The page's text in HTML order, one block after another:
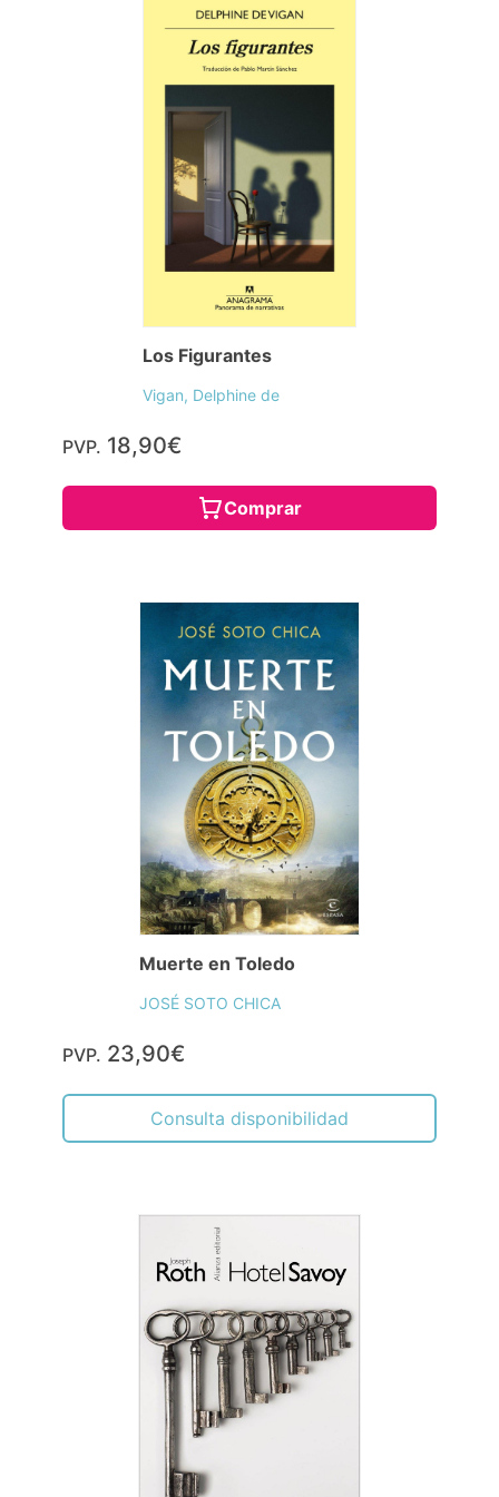
Los Figurantes
Vigan, Delphine de
PVP. 18,90€
Comprar
Muerte en Toledo
JOSÉ SOTO CHICA
PVP. 23,90€
Consulta disponibilidad